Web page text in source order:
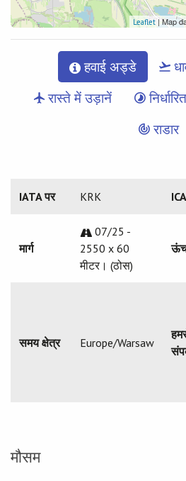
Leaflet| Map
हवाई अड्डे
रास्ते में उड़ानें
राडार
IATA पर KRK
मार्ग
07/25 -
2550 x 60
मीटर। (ठोस)
समय क्षेत्र Europe/Warsaw
मौसम